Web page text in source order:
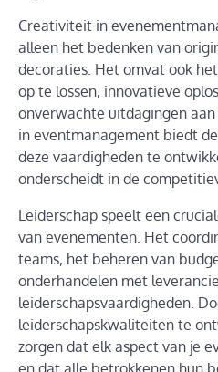
Creativiteit in
alleen het bedenken van
decoraties. Het omvat ook
op te lossen, innovatieve
onverwachte uitdagingen
in eventmanagement biedt
deze vaardigheden te
onderscheidt in de
Leiderschap speelt een
van evenementen. Het
teams, het beheren van
onderhandelen met
leiderschapsvaardigheden.
leiderschapskwaliteiten te
zorgen dat elk aspect van je